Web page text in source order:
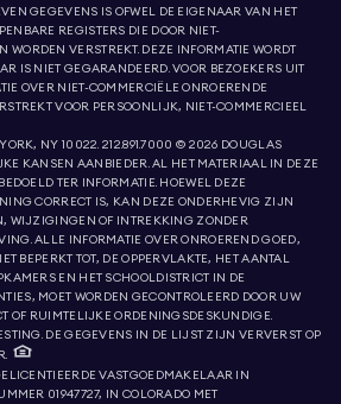
GEGEVENS IS OFWEL DE EIGENAAR VAN HET
REGISTERS DIE DOOR NIET-
WORDEN VERSTREKT. DEZE INFORMATIE WORDT
IS NIET GEGARANDEERD. VOOR BEZOEKERS UIT
OVER NIET-COMMERCIËLE ONROERENDE
VOOR PERSOONLIJK, NIET-COMMERCIEEL
NY 10022.212.891.7000 © 2026 DOUGLAS
KANSEN AANBIEDER. AL HET MATERIAAL IN DEZE
TER INFORMATIE. HOEWEL DEZE
CORRECT IS, KAN DEZE ONDERHEVIG ZIJN
WIJZIGINGEN OF INTREKKING ZONDER
ALLE INFORMATIE OVER ONROEREND GOED,
BEPERKT TOT, DE OPPERVLAKTE, HET AANTAL
EN HET SCHOOLDISTRICT IN DE
MOET WORDEN GECONTROLEERD DOOR UW
OF RUIMTELIJKE ORDENINGSDESKUNDIGE.
DE GEGEVENS IN DE LIJST ZIJN VERVERST OP
VASTGOEDMAKELAAR IN
01947727, IN COLORADO MET